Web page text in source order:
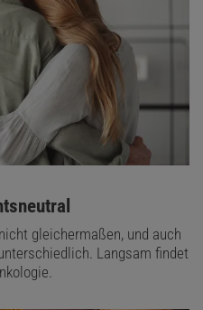
gleichermaßen, und auch
Langsam findet